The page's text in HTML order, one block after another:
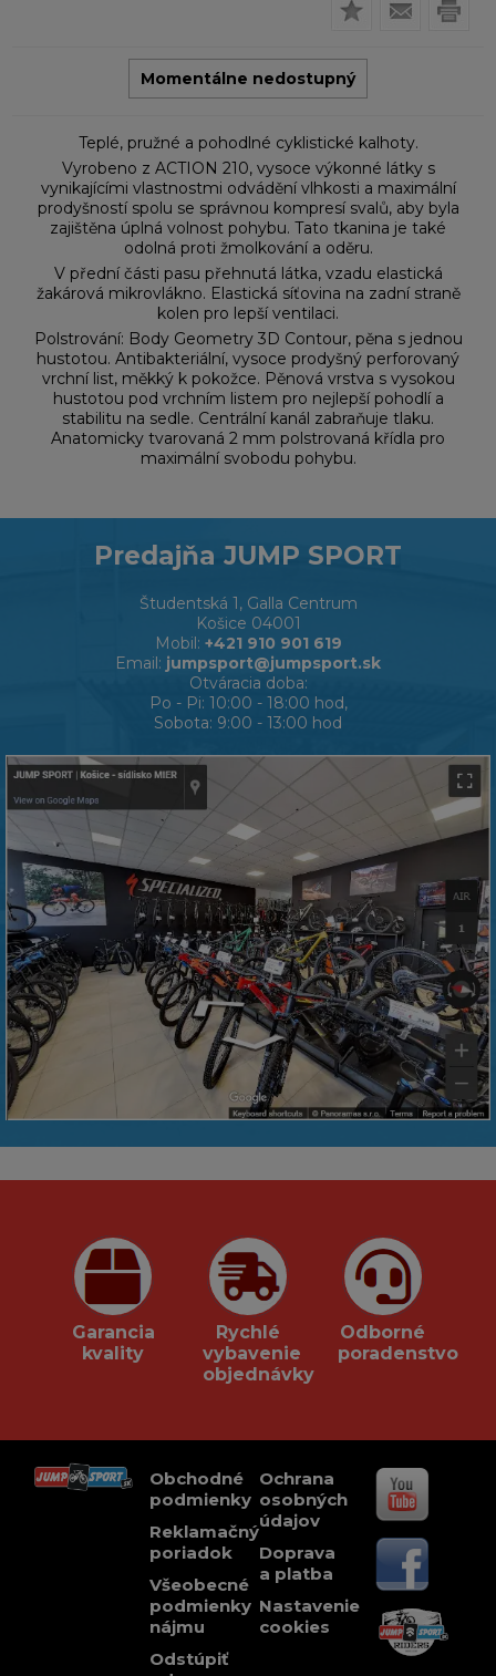
Momentálne nedostupný
Teplé, pružné a pohodlné cyklistické kalhoty.
Vyrobeno z ACTION 210, vysoce výkonné látky s
vynikajícími vlastnostmi odvádění vlhkosti a maximální
prodyšností spolu se správnou kompresí svalů, aby byla
zajištěna úplná volnost pohybu. Tato tkanina je také
odolná proti žmolkování a oděru.
V přední části pasu přehnutá látka, vzadu elastická
žakárová mikrovlákno. Elastická síťovina na zadní straně
kolen pro lepší ventilaci.
Polstrování: Body Geometry 3D Contour, pěna s jednou
hustotou. Antibakteriální, vysoce prodyšný perforovaný
vrchní list, měkký k pokožce. Pěnová vrstva s vysokou
hustotou pod vrchním listem pro nejlepší pohodlí a
stabilitu na sedle. Centrální kanál zabraňuje tlaku.
Anatomicky tvarovaná 2 mm polstrovaná křídla pro
maximální svobodu pohybu.
Predajňa JUMP SPORT
Študentská 1, Galla Centrum
Košice 04001
Mobil: +421 910 901 619
Email: jumpsport@jumpsport.sk
Otváracia doba:
Po - Pi: 10:00 - 18:00 hod,
Sobota: 9:00 - 13:00 hod
Garancia
kvality
Rychlé
vybavenie
objednávky
Odborné
poradenstvo
Obchodné
podmienky
Reklamačný
poriadok
Všeobecné
podmienky
nájmu
Odstúpiť
Ochrana
osobných
údajov
Doprava
a platba
Nastavenie
cookies